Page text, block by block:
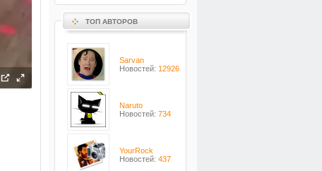
ТОП АВТОРОВ
Sarvan
Новостей: 12926
Naruto
Новостей: 734
YourRock
Новостей: 437